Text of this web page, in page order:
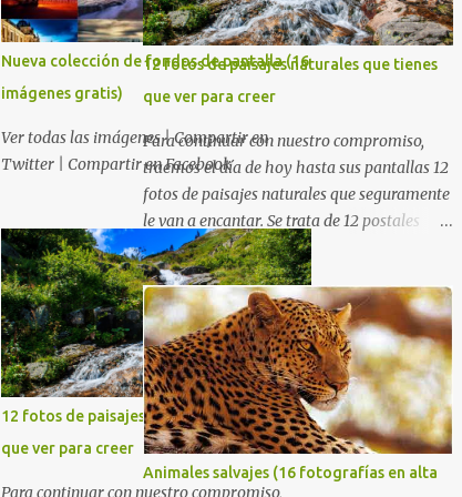
Nueva colección de fondos de pantalla (16
imágenes gratis)
Ver todas las imágenes | Compartir en
Twitter | Compartir en Facebook
12 fotos de paisajes naturales que tienes
que ver para creer
Para continuar con nuestro compromiso,
12 fotos de paisajes naturales que tienes
que ver para creer
Para continuar con nuestro compromiso,
traemos el día de hoy hasta sus pantallas 12
fotos de paisajes naturales que seguramente
le van a encantar. Se trata de 12 postales
majestuosas donde la naturaleza hace
alarde de su encantadora belleza. Espero
que al igual que yo, ustedes disfruten de
estas increíbles imágenes que son un
merecido tributo a nuestro planeta. Las
verdes montañas, los ríos de agua viva,
lagos, bosques y cascadas, son algunos de
los elementos que hoy acompañan a esta
serie fascinante de fotografía sobre paisajes
naturales. Que tengan un feliz jueves
Animales salvajes (16 fotografías en alta